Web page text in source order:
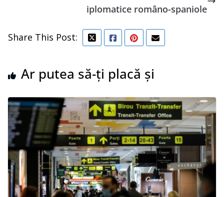
iplomatice româno-spaniole
Share This Post:
Ar putea să-ți placă și